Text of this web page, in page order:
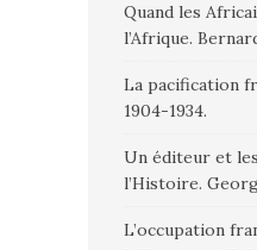
Quand les
l’Afrique.
La pacification
1904-1934.
Un éditeur et
l’Histoire.
L’occupation